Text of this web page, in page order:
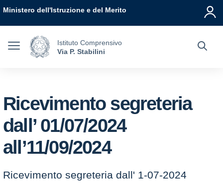
Ministero dell'Istruzione e del Merito
Istituto Comprensivo
Via P. Stabilini
Ricevimento segreteria
dall’ 01/07/2024
all’11/09/2024
Ricevimento segreteria dall' 1-07-2024